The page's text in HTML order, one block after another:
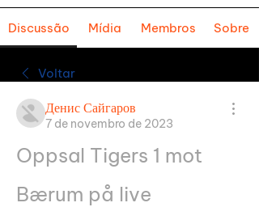
Discussão Mídia Membros Sobre
Voltar
Денис Сайгаров
7 de novembro de 2023
Oppsal Tigers 1 mot
Bærum på live